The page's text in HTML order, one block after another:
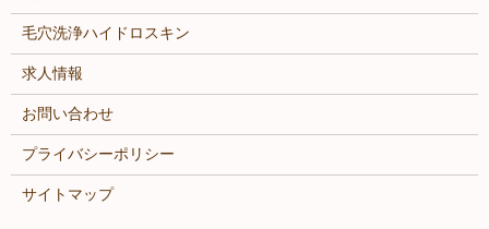
毛穴洗浄ハイドロスキン
求人情報
お問い合わせ
プライバシーポリシー
サイトマップ